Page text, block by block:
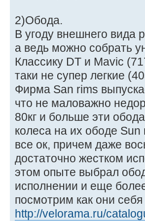
2)Обода.
В угоду внешнего вида
а ведь можно собрать
Классику DT и Mavic
таки не супер легкие
Фирма San rims
что не маловажно
80кг и больше эти
колеса на их ободе
все ок, причем даже
достаточно жестком
этом опыте выбрал
исполнении и еще
посмотрим как они себя
http://velorama.ru/